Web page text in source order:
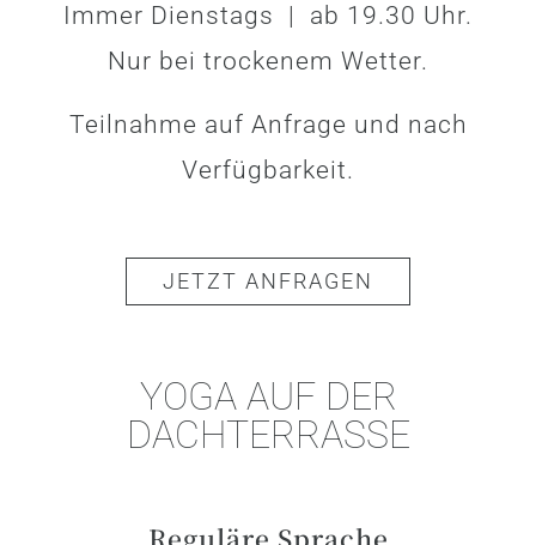
Immer Dienstags | ab 19.30 Uhr.
Nur bei trockenem Wetter.
Teilnahme auf Anfrage und nach
Verfügbarkeit.
JETZT ANFRAGEN
YOGA AUF DER
DACHTERRASSE